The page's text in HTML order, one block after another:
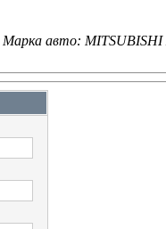
Марка авто: MITSUBISHI